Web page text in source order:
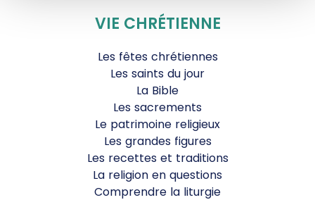
VIE CHRÉTIENNE
Les fêtes chrétiennes
Les saints du jour
La Bible
Les sacrements
Le patrimoine religieux
Les grandes figures
Les recettes et traditions
La religion en questions
Comprendre la liturgie